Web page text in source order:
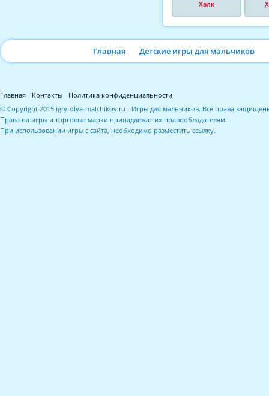
Халк
Главная Детские игры для мальчиков
Главная Контакты
Политика конфиденциальности
© Copyright 2015 igry-dlya-malchikov.ru - Игры для мальчиков. Все права
Права на игры и торговые марки принадлежат их правообладателям.
При использовании игры с сайта, необходимо разместить ссылку.